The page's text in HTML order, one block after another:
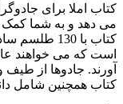
کتاب املا برای
می دهد و به شما کمک
کتاب با
است که می خواهند
کتاب همچنین شامل